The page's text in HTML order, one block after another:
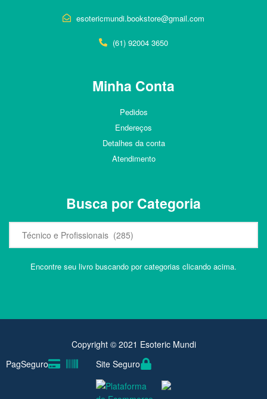
esotericmundi.bookstore@gmail.com
(61) 92004 3650
Minha Conta
Pedidos
Endereços
Detalhes da conta
Atendimento
Busca por Categoria
Encontre seu livro buscando por categorias clicando acima.
Copyright © 2021 Esoteric Mundi
PagSeguro
Site Seguro